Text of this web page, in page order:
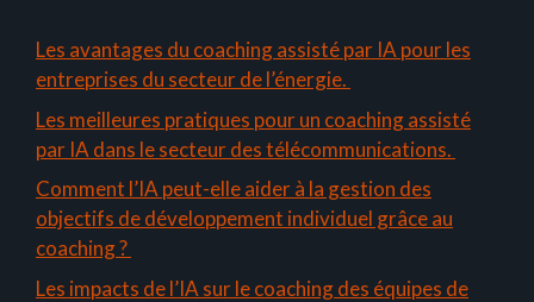
Les avantages du coaching assisté par IA pour les
entreprises du secteur de l’énergie.
Les meilleures pratiques pour un coaching assisté
par IA dans le secteur des télécommunications.
Comment l’IA peut-elle aider à la gestion des
objectifs de développement individuel grâce au
coaching ?
Les impacts de l’IA sur le coaching des équipes de